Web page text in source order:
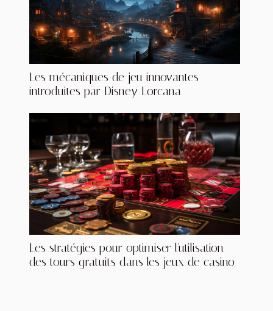
Les mécaniques de jeu innovantes
introduites par Disney Lorcana
Les stratégies pour optimiser l'utilisation
des tours gratuits dans les jeux de casino